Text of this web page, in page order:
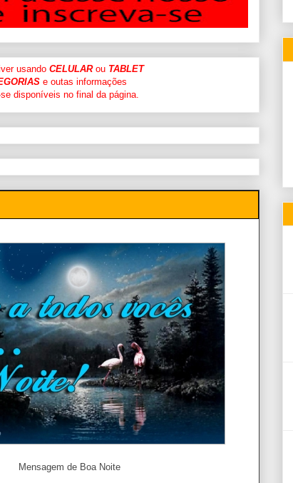
usando CELULARou TABLET
e outas informações
disponíveis no final da página.
Boa Noite